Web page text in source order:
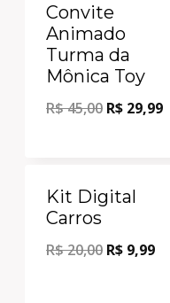
Convite
Animado
Turma da
Mônica Toy
R$45,00 R$ 29,99
Kit Digital
Carros
R$20,00 R$ 9,99